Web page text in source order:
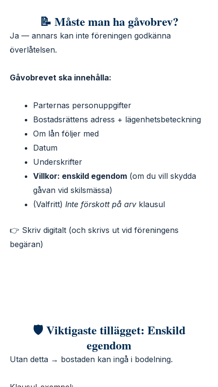
📝 Måste man ha gåvobrev?
Ja — annars kan inte föreningen godkänna
överlåtelsen.
Gåvobrevet ska innehålla:
Parternas personuppgifter
Bostadsrättens adress + lägenhetsbeteckning
Om lån följer med
Datum
Underskrifter
Villkor: enskild egendom (om du vill skydda
gåvan vid skilsmässa)
(Valfritt) Inte förskott på arv klausul
👉 Skriv digitalt (och skrivs ut vid föreningens
begäran)
🛡️ Viktigaste tillägget: Enskild
egendom
Utan detta → bostaden kan ingå i bodelning.